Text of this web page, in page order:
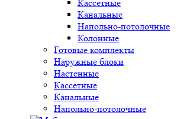
Кассетные
Канальные
Напольно-потолочные
Колонные
Готовые комплекты
Наружные блоки
Настенные
Кассетные
Канальные
Напольно-потолочные